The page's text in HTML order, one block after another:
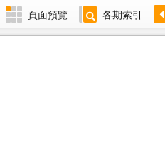
頁面預覽 各期索引